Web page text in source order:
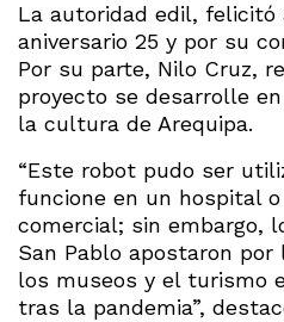
La autoridad edil, felicitó
aniversario 25 y por su
Por su parte, Nilo Cruz,
proyecto se desarrolle
la cultura de Arequipa.
“Este robot pudo ser
funcione en un hospital
comercial; sin embargo,
San Pablo apostaron
los museos y el turismo
tras la pandemia”,